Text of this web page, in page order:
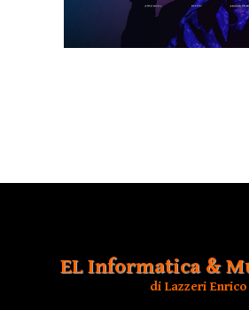
EL Informatica &
di Lazzeri Enrico